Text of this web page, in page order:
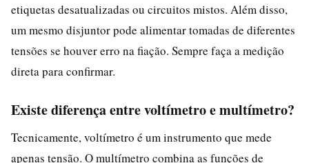
etiquetas desatualizadas ou circuitos mistos. Além disso,
um mesmo disjuntor pode alimentar tomadas de diferentes
tensões se houver erro na fiação. Sempre faça a medição
direta para confirmar.
Existe diferença entre voltímetro e multímetro?
Tecnicamente, voltímetro é um instrumento que mede
apenas tensão. O multímetro combina as funções de